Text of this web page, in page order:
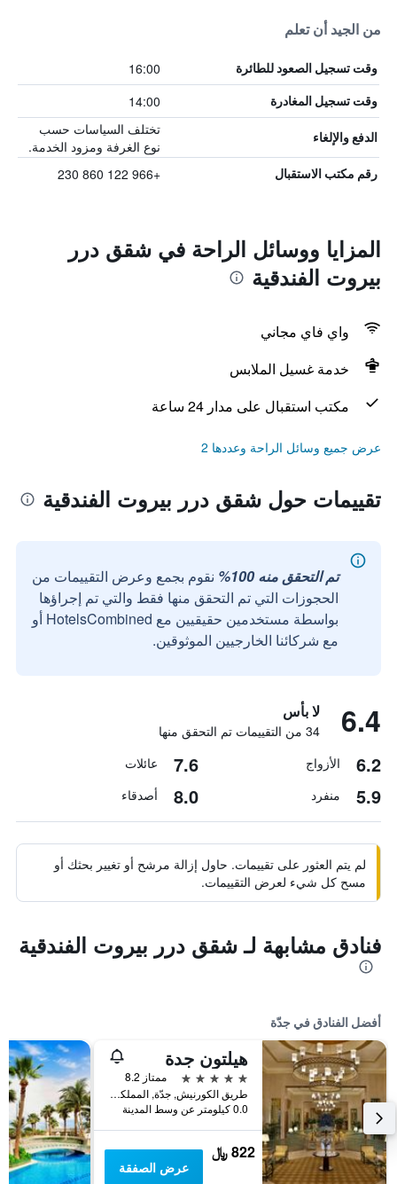
من الجيد أن تعلم
وقت تسجيل الصعود للطائرة 16:00
وقت تسجيل المغادرة 14:00
الدفع والإلغاء
تختلف السياسات حسب
نوع الغرفة ومزود الخدمة.
رقم مكتب الاستقبال +966 122 860 230
المزايا ووسائل الراحة في شقق درر
بيروت الفندقية
واي فاي مجاني
خدمة غسيل الملابس
مكتب استقبال على مدار 24 ساعة
عرض جميع وسائل الراحة وعددها 2
تقييمات حول شقق درر بيروت الفندقية
تم التحقق منه 100%
نقوم بجمع وعرض التقييمات من
الحجوزات التي تم التحقق منها فقط والتي تم إجراؤها
بواسطة مستخدمين حقيقيين مع HotelsCombined أو
مع شركائنا الخارجيين الموثوقين.
6.4 لا بأس
34 من التقييمات تم التحقق منها
6.2 الأزواج 7.6 عائلات
5.9 منفرد 8.0 أصدقاء
لم يتم العثور على تقييمات. حاول إزالة مرشح أو تغيير بحثك أو
مسح كل شيء لعرض التقييمات.
فنادق مشابهة لـ شقق درر بيروت الفندقية
أفضل الفنادق في جدّة
هيلتون جدة
5 نجوم
ممتاز 8.2
طريق الكورنيش, جدّة, المملكة العربية السعودية
0.0 كيلومتر عن وسط المدينة
822 ﷼
عرض الصفقة